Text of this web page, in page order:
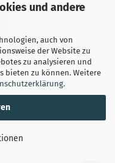
und andere
auch von
der Website zu
zu analysieren und
bieten zu können. Weitere
.
mit neon